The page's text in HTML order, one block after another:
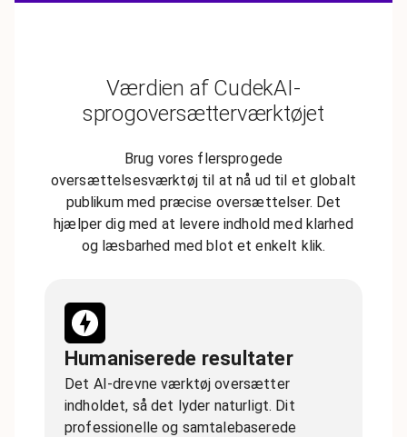
Værdien af CudekAI-
sprogoversætterværktøjet
Brug vores flersprogede
oversættelsesværktøj til at nå ud til et globalt
publikum med præcise oversættelser. Det
hjælper dig med at levere indhold med klarhed
og læsbarhed med blot et enkelt klik.
Humaniserede resultater
Det AI-drevne værktøj oversætter
indholdet, så det lyder naturligt. Dit
professionelle og samtalebaserede